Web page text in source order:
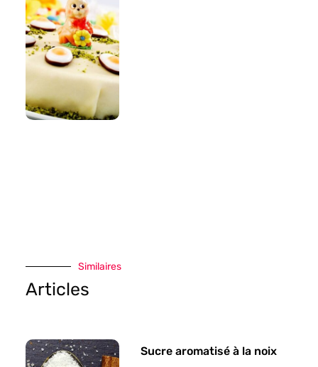
Similaires
Articles
Sucre aromatisé à la noix